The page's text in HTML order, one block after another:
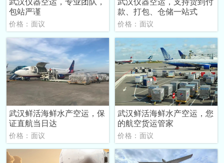
包站严谨
价格：面议
款、打包、仓储一站式
价格：面议
武汉鲜活海鲜水产空运，保
证直航当日达
价格：面议
武汉鲜活海鲜水产空运，您
的航空货运管家
价格：面议